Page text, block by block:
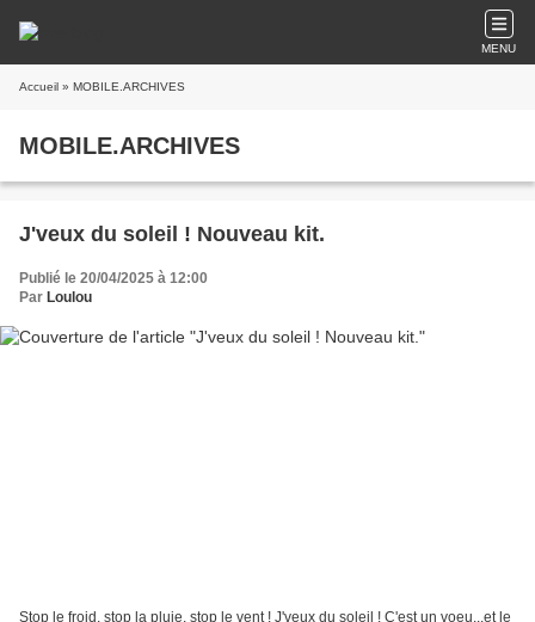
MENU
Accueil » MOBILE.ARCHIVES
MOBILE.ARCHIVES
J'veux du soleil ! Nouveau kit.
Publié le 20/04/2025 à 12:00
Par Loulou
Stop le froid, stop la pluie, stop le vent ! J'veux du soleil ! C'est un voeu...et le